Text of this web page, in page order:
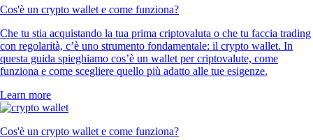
Cos'è un crypto wallet e come funziona?
Che tu stia acquistando la tua prima criptovaluta o che tu faccia trading
con regolarità, c’è uno strumento fondamentale: il crypto wallet. In
questa guida spieghiamo cos’è un wallet per criptovalute, come
funziona e come scegliere quello più adatto alle tue esigenze.
Learn more
Cos'è un crypto wallet e come funziona?